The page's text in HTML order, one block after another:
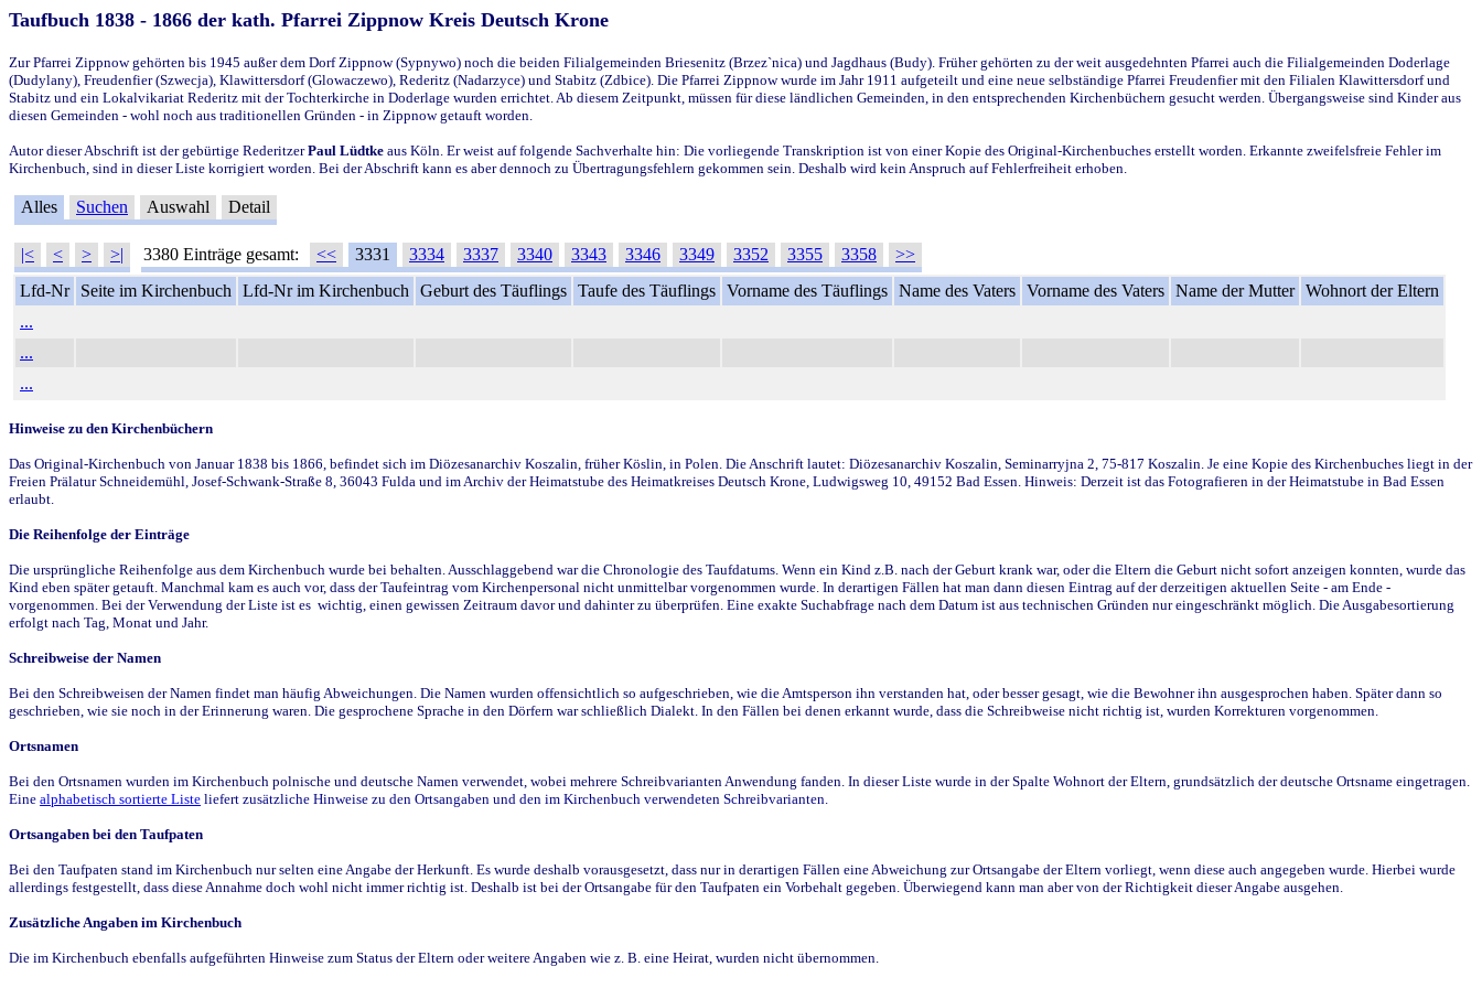
Taufbuch 1838 - 1866 der kath. Pfarrei Zippnow Kreis Deutsch Krone
Zur Pfarrei Zippnow gehörten bis 1945 außer dem Dorf Zippnow (Sypnywo) noch die beiden Filialgemeinden Briesenitz (Brzez`nica) und Jagdhaus (Budy). Früher gehörten zu der weit ausgedehnten Pfarrei auch die Filialgemeinden Doderlage
(Dudylany), Freudenfier (Szwecja), Klawittersdorf (Glowaczewo), Rederitz (Nadarzyce) und Stabitz (Zdbice). Die Pfarrei Zippnow wurde im Jahr 1911 aufgeteilt und eine neue selbständige Pfarrei Freudenfier mit den Filialen Klawittersdorf und
Stabitz und ein Lokalvikariat Rederitz mit der Tochterkirche in Doderlage wurden errichtet. Ab diesem Zeitpunkt, müssen für diese ländlichen Gemeinden, in den entsprechenden Kirchenbüchern gesucht werden. Übergangsweise sind Kinder aus
diesen Gemeinden - wohl noch aus traditionellen Gründen - in Zippnow getauft worden.
Autor dieser Abschrift ist der gebürtige RederitzerPaul Lüdtke aus Köln. Er weist auf folgende Sachverhalte hin: Die vorliegende Transkription ist von einer Kopie des Original-Kirchenbuches erstellt worden. Erkannte zweifelsfreie Fehler im
Kirchenbuch, sind in dieser Liste korrigiert worden. Bei der Abschrift kann es aber dennoch zu Übertragungsfehlern gekommen sein. Deshalb wird kein Anspruch auf Fehlerfreiheit erhoben.
Alles Suchen Auswahl Detail
|< < > >| 3380 Einträge gesamt: << 3331 3334 3337 3340 3343 3346 3349 3352 3355 3358
>>
Lfd-Nr
Seite im Kirchenbuch Lfd-Nr im Kirchenbuch Geburt des Täuflings Taufe des Täuflings Vorname des Täuflings Name des Vaters Vorname des Vaters Name der Mutter Wohnort der Eltern
...
...
...
Hinweise zu den Kirchenbüchern
Das Original-Kirchenbuch von Januar 1838 bis 1866, befindet sich im Diözesanarchiv Koszalin, früher Köslin, in Polen. Die Anschrift lautet: Diözesanarchiv Koszalin, Seminarryjna 2, 75-817 Koszalin. Je eine Kopie des Kirchenbuches liegt in der
Freien Prälatur Schneidemühl, Josef-Schwank-Straße 8, 36043 Fulda und im Archiv der Heimatstube des Heimatkreises Deutsch Krone, Ludwigsweg 10, 49152 Bad Essen. Hinweis: Derzeit ist das Fotografieren in der Heimatstube in Bad Essen
erlaubt.
Die Reihenfolge der Einträge
Die ursprüngliche Reihenfolge aus dem Kirchenbuch wurde bei behalten. Ausschlaggebend war die Chronologie des Taufdatums. Wenn ein Kind z.B. nach der Geburt krank war, oder die Eltern die Geburt nicht sofort anzeigen konnten, wurde das
Kind eben später getauft. Manchmal kam es auch vor, dass der Taufeintrag vom Kirchenpersonal nicht unmittelbar vorgenommen wurde. In derartigen Fällen hat man dann diesen Eintrag auf der derzeitigen aktuellen Seite - am Ende -
vorgenommen. Bei der Verwendung der Liste ist es wichtig, einen gewissen Zeitraum davor und dahinter zu überprüfen. Eine exakte Suchabfrage nach dem Datum ist aus technischen Gründen nur eingeschränkt möglich. Die Ausgabesortierung
erfolgt nach Tag, Monat und Jahr.
Schreibweise der Namen
Bei den Schreibweisen der Namen findet man häufig Abweichungen. Die Namen wurden offensichtlich so aufgeschrieben, wie die Amtsperson ihn verstanden hat, oder besser gesagt, wie die Bewohner ihn ausgesprochen haben. Später dann so
geschrieben, wie sie noch in der Erinnerung waren. Die gesprochene Sprache in den Dörfern war schließlich Dialekt. In den Fällen bei denen erkannt wurde, dass die Schreibweise nicht richtig ist, wurden Korrekturen vorgenommen.
Ortsnamen
Bei den Ortsnamen wurden im Kirchenbuch polnische und deutsche Namen verwendet, wobei mehrere Schreibvarianten Anwendung fanden. In dieser Liste wurde in der Spalte Wohnort der Eltern, grundsätzlich der deutsche Ortsname eingetragen.
Eine alphabetisch sortierte Liste liefert zusätzliche Hinweise zu den Ortsangaben und den im Kirchenbuch verwendeten Schreibvarianten.
Ortsangaben bei den Taufpaten
Bei den Taufpaten stand im Kirchenbuch nur selten eine Angabe der Herkunft. Es wurde deshalb vorausgesetzt, dass nur in derartigen Fällen eine Abweichung zur Ortsangabe der Eltern vorliegt, wenn diese auch angegeben wurde. Hierbei wurde
allerdings festgestellt, dass diese Annahme doch wohl nicht immer richtig ist. Deshalb ist bei der Ortsangabe für den Taufpaten ein Vorbehalt gegeben. Überwiegend kann man aber von der Richtigkeit dieser Angabe ausgehen.
Zusätzliche Angaben im Kirchenbuch
Die im Kirchenbuch ebenfalls aufgeführten Hinweise zum Status der Eltern oder weitere Angaben wie z. B. eine Heirat, wurden nicht übernommen.